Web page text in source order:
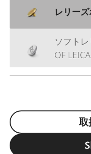
レリー
ソフト
OF
取